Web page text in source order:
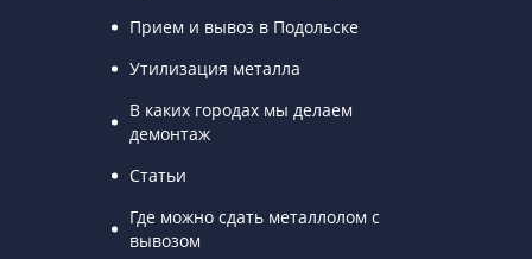
Прием и вывоз в Подольске
Утилизация металла
В каких городах мы делаем
демонтаж
Статьи
Где можно сдать металлолом с
вывозом